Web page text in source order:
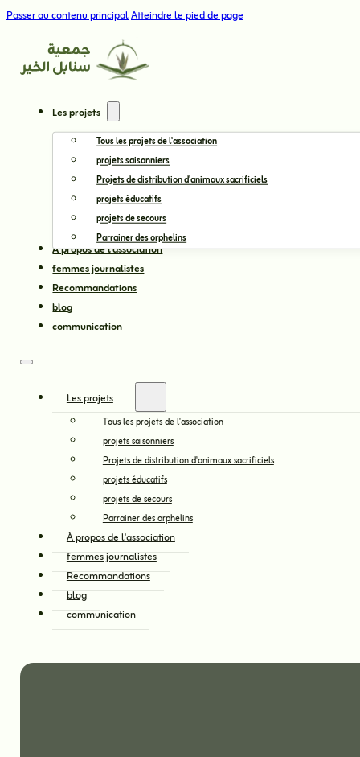
Passer au contenu principalAtteindre le pied de page
Les projets
Tous les projets de l'association
projets saisonniers
Projets de distribution d'animaux sacrificiels
projets éducatifs
projets de secours
Parrainer des orphelins
À propos de l'association
femmes journalistes
Recommandations
blog
communication
Les projets
Tous les projets de l'association
projets saisonniers
Projets de distribution d'animaux sacrificiels
projets éducatifs
projets de secours
Parrainer des orphelins
À propos de l'association
femmes journalistes
Recommandations
blog
communication